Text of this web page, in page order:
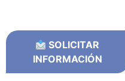
SOLICITAR
INFORMACIÓN